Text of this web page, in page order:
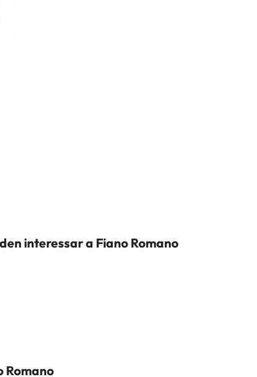
interessar a Fiano Romano
Romano